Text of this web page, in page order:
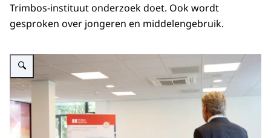
Trimbos-instituut onderzoek doet. Ook wordt
gesproken over jongeren en middelengebruik.
Vergroot afbeelding Koningin Máxima op werkbezoek bij het Trimbos-